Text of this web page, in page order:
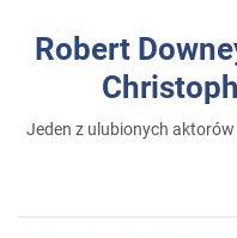
Robert
Jeden z ulubionych